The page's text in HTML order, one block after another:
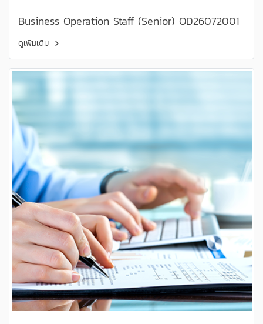
Business Operation Staff (Senior) OD26072001
ดูเพิ่มเติม